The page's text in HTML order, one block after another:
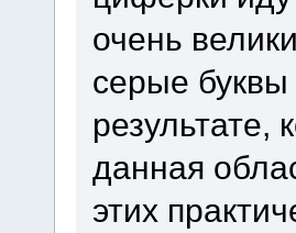
очень
серые
результате,
данная
этих